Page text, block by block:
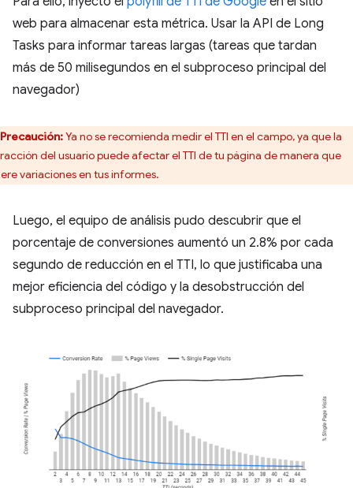
web para almacenar esta métrica. Usar la API de Long
Tasks para informar tareas largas (tareas que tardan
más de 50 milisegundos en el subproceso principal del
navegador)
Precaución:Ya no se recomienda medir el TTI en el campo, ya que la
del usuario puede afectar el TTI de tu página de manera que
variaciones en tus informes.
Luego, el equipo de análisis pudo descubrir que el
porcentaje de conversiones aumentó un 2.8% por cada
segundo de reducción en el TTI, lo que justificaba una
mejor eficiencia del código y la desobstrucción del
subproceso principal del navegador.